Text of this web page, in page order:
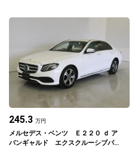
245.3 万円
メルセデス・ベンツ Ｅ２２０ ｄ ア
バンギャルド エクスクルーシブパッ